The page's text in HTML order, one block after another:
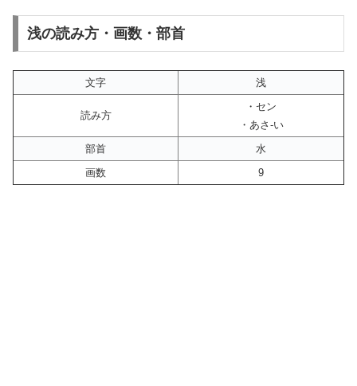
浅の読み方・画数・部首
文字 浅
読み方
・セン
・あさ-い
部首
水
画数
9